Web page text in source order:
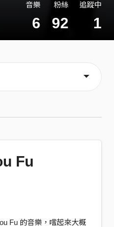
音樂
6
粉絲
92
追蹤中
1
Fu
Fu 的音樂，嚐起來大概